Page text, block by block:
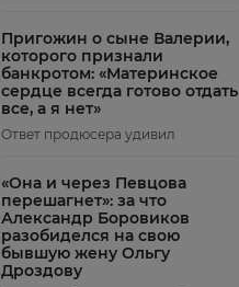
Пригожин о сыне Валерии,
которого признали
банкротом: «Материнское
сердце всегда готово отдать
все, а я нет»
Ответ продюсера удивил
«Она и через Певцова
перешагнет»: за что
Александр Боровиков
разобиделся на свою
бывшую жену Ольгу
Дроздову